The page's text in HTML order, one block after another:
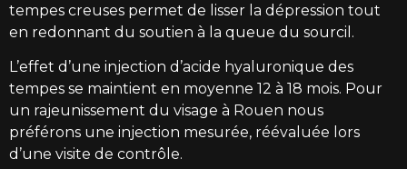
tempes creuses permet de lisser la dépression tout
en redonnant du soutien à la queue du sourcil.
L’effet d’une injection d’acide hyaluronique des
tempes se maintient en moyenne 12 à 18 mois. Pour
un rajeunissement du visage à Rouen nous
préférons une injection mesurée, réévaluée lors
d’une visite de contrôle.